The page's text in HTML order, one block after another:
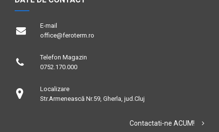
E-mail
office@feroterm.ro
Telefon Magazin
0752.170.000
Localizare
Str.Armenească Nr.59, Gherla, jud.Cluj
Contactati-ne ACUM!